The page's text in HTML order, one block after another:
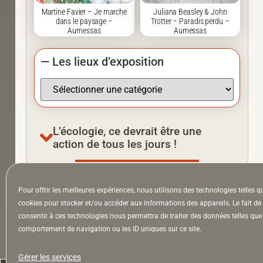
Pour offrir les meilleures expériences, nous utilisons des technologies telles
cookies pour stocker et/ou accéder aux informations des appareils. Le fait de
consentir à ces technologies nous permettra de traiter des données telles que
comportement de navigation ou les ID uniques sur ce site.
Gérer les services
Martine Favier – Je marche
dans le paysage –
Aumessas
Juliana Beasley & John
Trotter – Paradis perdu –
Aumessas
— Les lieux d’exposition
L’écologie, ce devrait être une
action de tous les jours !
À la Une Appel à auteurs Arts